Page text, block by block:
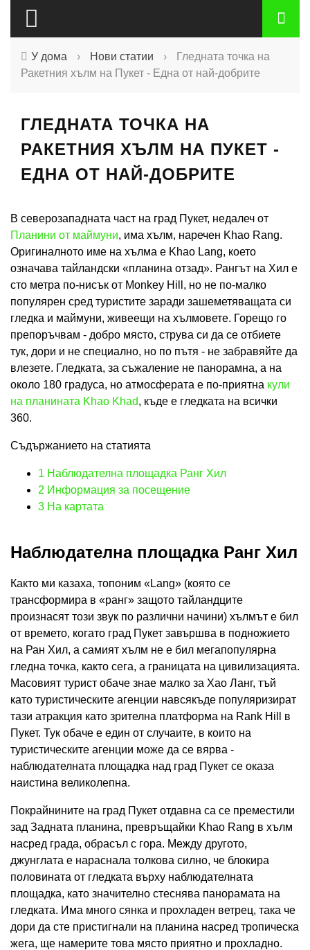
У дома › Нови статии ›
Гледната точка на
Ракетния хълм на Пукет - Една от най-добрите
ГЛЕДНАТА ТОЧКА НА
РАКЕТНИЯ ХЪЛМ НА ПУКЕТ -
ЕДНА ОТ НАЙ-ДОБРИТЕ
В северозападната част на град Пукет, недалеч от
Планини от маймуни, има хълм, наречен Khao Rang.
Оригиналното име на хълма е Khao Lang, което
означава тайландски «планина отзад». Рангът на Хил е
сто метра по-нисък от Monkey Hill, но не по-малко
популярен сред туристите заради зашеметяващата си
гледка и маймуни, живеещи на хълмовете. Горещо го
препоръчвам - добро място, струва си да се отбиете
тук, дори и не специално, но по пътя - не забравяйте да
влезете. Гледката, за съжаление не панорамна, а на
около 180 градуса, но атмосферата е по-приятна кули
на планината Khao Khad, къде е гледката на всички
360.
Съдържанието на статията
1 Наблюдателна площадка Ранг Хил
2 Информация за посещение
3 На картата
Наблюдателна площадка Ранг Хил
Както ми казаха, топоним «Lang» (която се
трансформира в «ранг» защото тайландците
произнасят този звук по различни начини) хълмът е бил
от времето, когато град Пукет завършва в подножието
на Ран Хил, а самият хълм не е бил мегапопулярна
гледна точка, както сега, а границата на цивилизацията.
Масовият турист обаче знае малко за Хао Ланг, тъй
като туристическите агенции навсякъде популяризират
тази атракция като зрителна платформа на Rank Hill в
Пукет. Тук обаче е един от случаите, в които на
туристическите агенции може да се вярва -
наблюдателната площадка над град Пукет се оказа
наистина великолепна.
Покрайнините на град Пукет отдавна са се преместили
зад Задната планина, превръщайки Khao Rang в хълм
насред града, обрасъл с гора. Между другото,
джунглата е нараснала толкова силно, че блокира
половината от гледката върху наблюдателната
площадка, като значително стеснява панорамата на
гледката. Има много сянка и прохладен ветрец, така че
дори да сте пристигнали на планина насред тропическа
жега, ще намерите това място приятно и прохладно.